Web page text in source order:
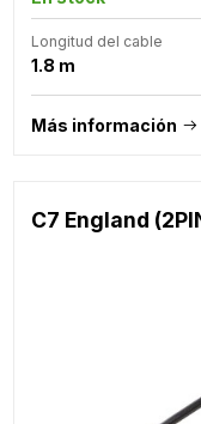
Longitud del cable
1.8 m
Más información
C7 England